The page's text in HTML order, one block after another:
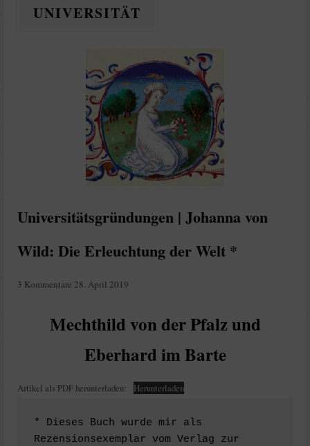
UNIVERSITÄT
Universitätsgründungen | Johanna von
Wild: Die Erleuchtung der Welt *
3 Kommentare 28. April 2019
Mechthild von der Pfalz und
Eberhard im Barte
Artikel als PDF herunterladen: Herunterladen
* Dieses Buch wurde mir als
Rezensionsexemplar vom Verlag zur